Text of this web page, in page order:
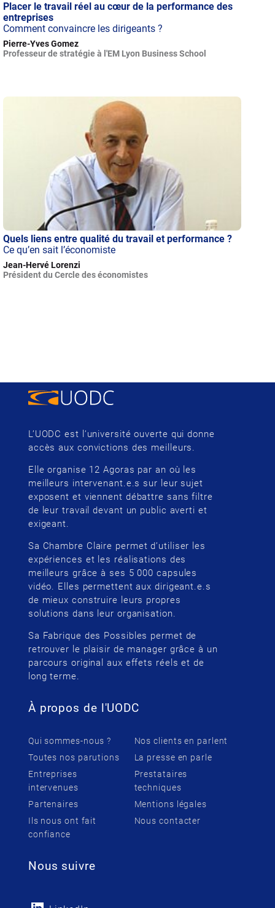
Placer le travail réel au cœur de la performance des
entreprises
Comment convaincre les dirigeants ?
Pierre-Yves Gomez
Professeur de stratégie à l'EM Lyon Business School
Quels liens entre qualité du travail et performance ?
Ce qu’en sait l’économiste
Jean-Hervé Lorenzi
Président du Cercle des économistes
L’UODC est l’université ouverte qui donne
accès aux convictions des meilleurs.
Elle organise 12 Agoras par an où les
meilleurs intervenant.e.s sur leur sujet
exposent et viennent débattre sans filtre
de leur travail devant un public averti et
exigeant.
Sa Chambre Claire permet d’utiliser les
expériences et les réalisations des
meilleurs grâce à ses 5 000 capsules
vidéo. Elles permettent aux dirigeant.e.s
de mieux construire leurs propres
solutions dans leur organisation.
Sa Fabrique des Possibles permet de
retrouver le plaisir de manager grâce à un
parcours original aux effets réels et de
long terme.
À propos de l'UODC
Qui sommes-nous ?
Toutes nos parutions
Entreprises
intervenues
Partenaires
Ils nous ont fait
confiance
Nos clients en parlent
La presse en parle
Prestataires
techniques
Mentions légales
Nous contacter
Nous suivre